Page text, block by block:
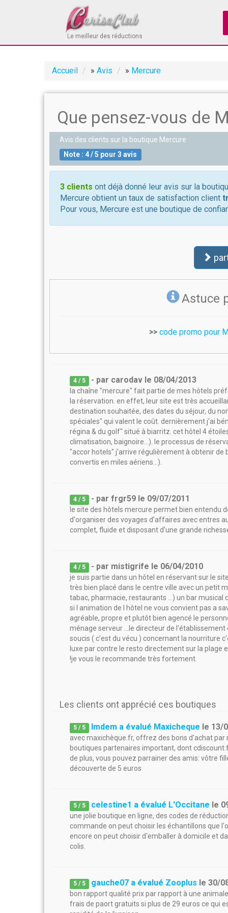
Le meilleur des réductions
Accueil » Avis » Mercure
Que pensez-vous de
Avis des clients sur la boutique Mercure
Note : 4/5 pour3 avis
3 clients ont déjà donné leur avis sur la
Mercure obtient un taux de satisfaction client
Pour vous, Mercure est une boutique de
Astuce
>> code promo pour
4 / 5 - par carodav le 08/04/2013
la chaîne "mercure" fait partie de mes hôtels
la réservation. en effet, leur site est très
destination souhaitée, des dates du séjour, du
spéciales" qui valent le coût. dernièrement j'ai
régina & du golf" situé à biarritz. cet hôtel 4
climatisation, baignoire...). le processus de
"accor hotels" j'arrive régulièrement à obtenir de
convertis en miles aériens...).
4 / 5 - parfrgr59 le 09/07/2011
le site des hôtels mercure permet bien entendu
d'organiser des voyages d'affaires avec entres
complet, fluide et disposant d'une grande
4 / 5 - par mistigrife le 06/04/2010
je suis partie dans un hôtel en réservant sur le
très bien placé dans le centre ville avec un petit
tabac, pharmacie, restaurants ...) un bar
si l animation de l hôtel ne vous convient pas a
agréable, propre et plutôt bien agencé le
ménage serveur ...le directeur de
soucis ( c'est du vécu ) concernant la nourriture
luxe par contre le resto directement sur la plage
!je vous le recommande très fortement.
Les clients ont apprécié ces boutiques
5 / 5 lmdem a évalué Maxicheque le 13/
avec maxichèque.fr, offrez des bons d'achat par
boutiques partenaires important, dont
de plus, vous pouvez parrainer des amis: vôtre
découverte de 5 euros
5 / 5 celestine1 a évalué L'Occitane le
une jolie boutique en ligne, des codes de
commande on peut choisir les échantillons que
encore on peut choisir d'emballer à domicile et
colis.
5 / 5 gauche07 a évalué Zooplus le30/
bon rapport qualité prix par rapport à une
frais de paort gratuits si plus de 29 euros ce qui